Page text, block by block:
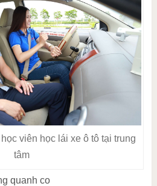
viên học lái xe ô tô tại trung
tâm
quanh co